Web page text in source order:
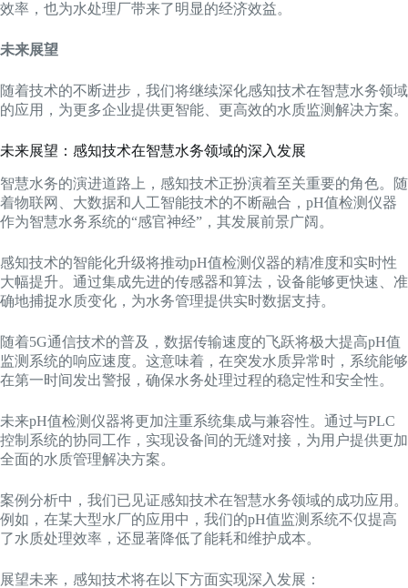
效率，也为水处理厂带来了明显的经济效益。
未来展望
随着技术的不断进步，我们将继续深化感知技术在智慧水务领域
的应用，为更多企业提供更智能、更高效的水质监测解决方案。
未来展望：感知技术在智慧水务领域的深入发展
智慧水务的演进道路上，感知技术正扮演着至关重要的角色。随
着物联网、大数据和人工智能技术的不断融合，pH值检测仪器
作为智慧水务系统的“感官神经”，其发展前景广阔。
感知技术的智能化升级将推动pH值检测仪器的精准度和实时性
大幅提升。通过集成先进的传感器和算法，设备能够更快速、准
确地捕捉水质变化，为水务管理提供实时数据支持。
随着5G通信技术的普及，数据传输速度的飞跃将极大提高pH值
监测系统的响应速度。这意味着，在突发水质异常时，系统能够
在第一时间发出警报，确保水务处理过程的稳定性和安全性。
未来pH值检测仪器将更加注重系统集成与兼容性。通过与PLC
控制系统的协同工作，实现设备间的无缝对接，为用户提供更加
全面的水质管理解决方案。
案例分析中，我们已见证感知技术在智慧水务领域的成功应用。
例如，在某大型水厂的应用中，我们的pH值监测系统不仅提高
了水质处理效率，还显著降低了能耗和维护成本。
展望未来，感知技术将在以下方面实现深入发展：